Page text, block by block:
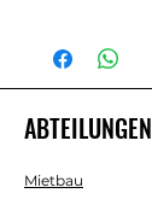
ABTEILUNGEN
Mietbau